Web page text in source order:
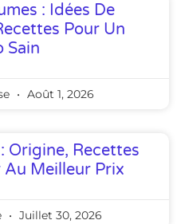
: Idées De
Pour Un
Sain
Août 1, 2026
Origine, Recettes
Au Meilleur Prix
Juillet 30, 2026